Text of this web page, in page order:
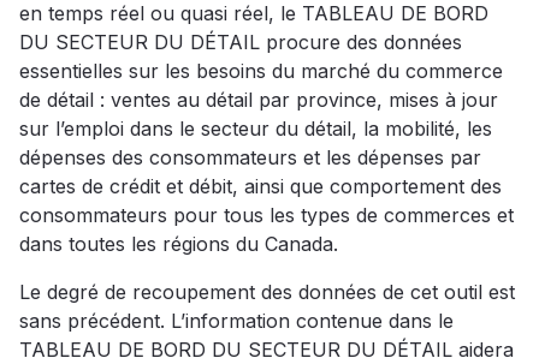
en temps réel ou quasi réel, le TABLEAU DE BORD
DU SECTEUR DU DÉTAIL procure des données
essentielles sur les besoins du marché du commerce
de détail : ventes au détail par province, mises à jour
sur l’emploi dans le secteur du détail, la mobilité, les
dépenses des consommateurs et les dépenses par
cartes de crédit et débit, ainsi que comportement des
consommateurs pour tous les types de commerces et
dans toutes les régions du Canada.
Le degré de recoupement des données de cet outil est
sans précédent. L’information contenue dans le
TABLEAU DE BORD DU SECTEUR DU DÉTAIL aidera